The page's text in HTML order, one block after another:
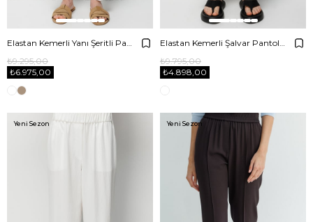
₺6.975,00
₺9.295,00
₺4.898,00
₺9.795,00
Yeni Sezon Yeni Sezon